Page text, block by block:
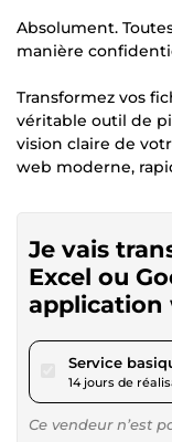
Absolument.
manière
Transformez vos
véritable outil de
vision claire de
web moderne,
Je vais
Excel ou
application
Service
14 jours de
Ce vendeur n’est